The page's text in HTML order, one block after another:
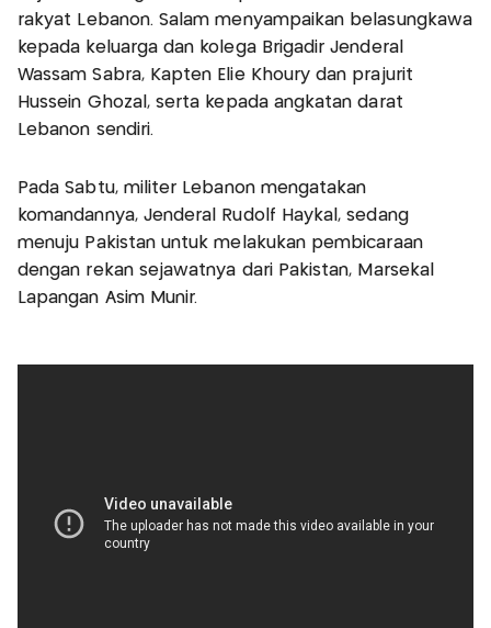
rakyat Lebanon. Salam menyampaikan belasungkawa
kepada keluarga dan kolega Brigadir Jenderal
Wassam Sabra, Kapten Elie Khoury dan prajurit
Hussein Ghozal, serta kepada angkatan darat
Lebanon sendiri.
Pada Sabtu, militer Lebanon mengatakan
komandannya, Jenderal Rudolf Haykal, sedang
menuju Pakistan untuk melakukan pembicaraan
dengan rekan sejawatnya dari Pakistan, Marsekal
Lapangan Asim Munir.